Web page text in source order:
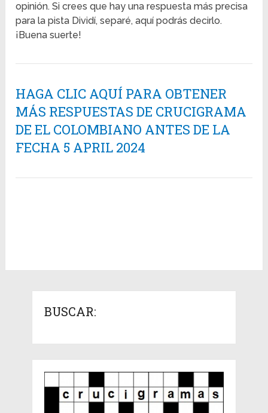
opinión. Si crees que hay una respuesta más precisa
para la pista Dividí, separé, aquí podrás decirlo.
¡Buena suerte!
HAGA CLIC AQUÍ PARA OBTENER
MÁS RESPUESTAS DE CRUCIGRAMA
DE EL COLOMBIANO ANTES DE LA
FECHA 5 APRIL 2024
BUSCAR: